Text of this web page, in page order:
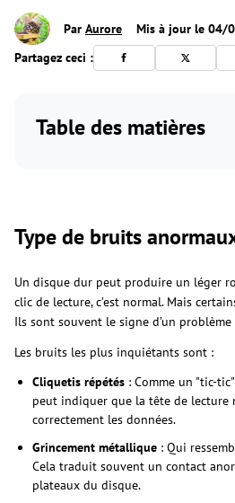
Par Aurore
Mis à jour le 04/
Partagez ceci :
Table des matières
Type de bruits
Un disque dur peut produire un léger
clic de lecture, c’est normal. Mais
Ils sont souvent le signe d’un
Les bruits les plus inquiétants sont :
Cliquetis répétés : Comme un "tic-
peut indiquer que la tête de lecture
correctement les données.
Grincement métallique : Qui
Cela traduit souvent un contact
plateaux du disque.